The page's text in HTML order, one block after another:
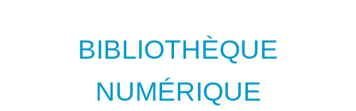
BIBLIOTHÈQUE
NUMÉRIQUE